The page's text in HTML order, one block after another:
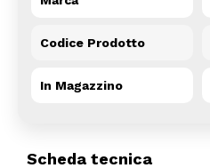
Codice Prodotto
In Magazzino
Scheda tecnica